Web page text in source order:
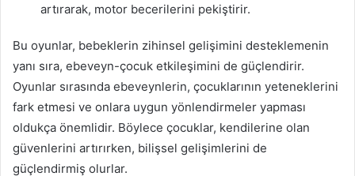
artırarak, motor becerilerini pekiştirir.
Bu oyunlar, bebeklerin zihinsel gelişimini desteklemenin
yanı sıra, ebeveyn-çocuk etkileşimini de güçlendirir.
Oyunlar sırasında ebeveynlerin, çocuklarının yeteneklerini
fark etmesi ve onlara uygun yönlendirmeler yapması
oldukça önemlidir. Böylece çocuklar, kendilerine olan
güvenlerini artırırken, bilişsel gelişimlerini de
güçlendirmiş olurlar.